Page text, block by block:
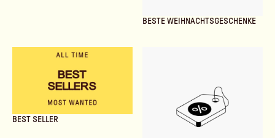
BESTE WEIHNACHTSGESCHENKE
BEST SELLER